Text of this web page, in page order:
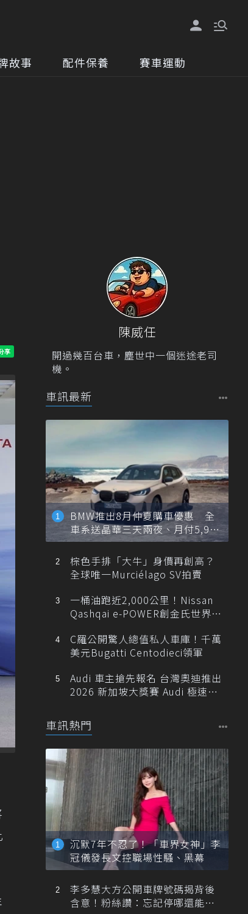
故事 配件保養 賽車運動
陳威任
開過幾百台車，塵世中一個迷途老司
機。
車訊最新
BMW推出8月仲夏購車優惠 全
車系送晶華三天兩夜、月付5,900
元起
棕色手排「大牛」身價再創高？
全球唯一Murciélago SV拍賣
一桶油跑近2,000公里！Nissan
Qashqai e-POWER創金氏世界紀
C羅公開驚人總值私人車庫！千萬
美元Bugatti Centodieci領軍
Audi 車主搶先報名 台灣奧迪推出
2026 新加坡大獎賽 Audi 極速之
車訊熱門
沉默7年不忍了！「車界女神」李
冠儀發長文控職場性騷、黑幕
李多慧大方公開車牌號碼揭背後
含意！粉絲讚：忘記停哪還能幫